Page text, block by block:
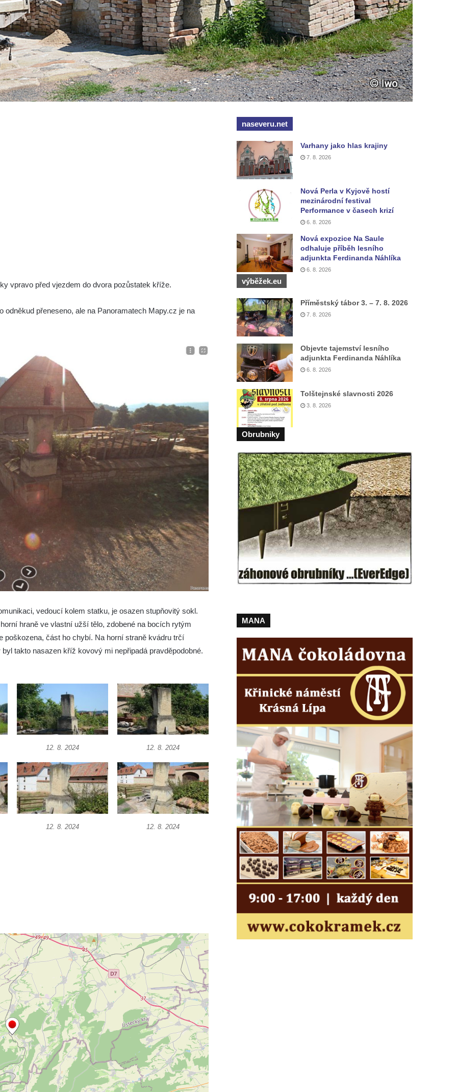
vpravo před vjezdem do dvora pozůstatek kříže.
přeneseno, ale na Panoramatech Mapy.cz je na
vedoucí kolem statku, je osazen stupňovitý sokl.
hraně ve vlastní užší tělo, zdobené na bocích rytým
část ho chybí. Na horní straně kvádru trčí
takto nasazen kříž kovový mi nepřipadá pravděpodobné.
12. 8. 2024 12. 8. 2024
12. 8. 2024 12. 8. 2024
naseveru.net
Varhany jako hlas krajiny
7. 8. 2026
Nová Perla v Kyjově hostí
mezinárodní festival
Performance v časech krizí
6. 8. 2026
Nová expozice Na Saule
odhaluje příběh lesního
adjunkta Ferdinanda Náhlíka
6. 8. 2026
výběžek.eu
Příměstský tábor 3. – 7. 8. 2026
7. 8. 2026
Objevte tajemství lesního
adjunkta Ferdinanda Náhlíka
6. 8. 2026
Tolštejnské slavnosti 2026
3. 8. 2026
Obrubniky
MANA